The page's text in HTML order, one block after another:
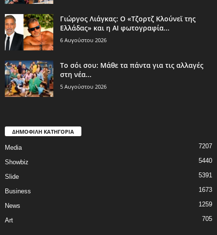
Γιώργος Λιάγκας: Ο «Τζορτζ Κλούνεϊ της
Ελλάδας» και η AI φωτογραφία...
6 Αυγούστου 2026
Το σόι σου: Μάθε τα πάντα για τις αλλαγές
στη νέα...
5 Αυγούστου 2026
ΔΗΜΟΦΙΛΗ ΚΑΤΗΓΟΡΙΑ
Media 7207
Showbiz 5440
Slide 5391
Business 1673
News 1259
Art 705